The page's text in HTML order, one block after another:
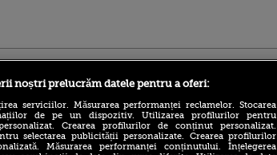
noștri prelucrăm datele pentru a oferi:
serviciilor. Măsurarea performanței reclamelor. Stocarea
de pe un dispozitiv. Utilizarea profilurilor pentru
Crearea profilurilor de conținut personalizat.
selectarea publicității personalizate. Crearea profilurilor
Măsurarea performanței conținutului. Înțelegerea